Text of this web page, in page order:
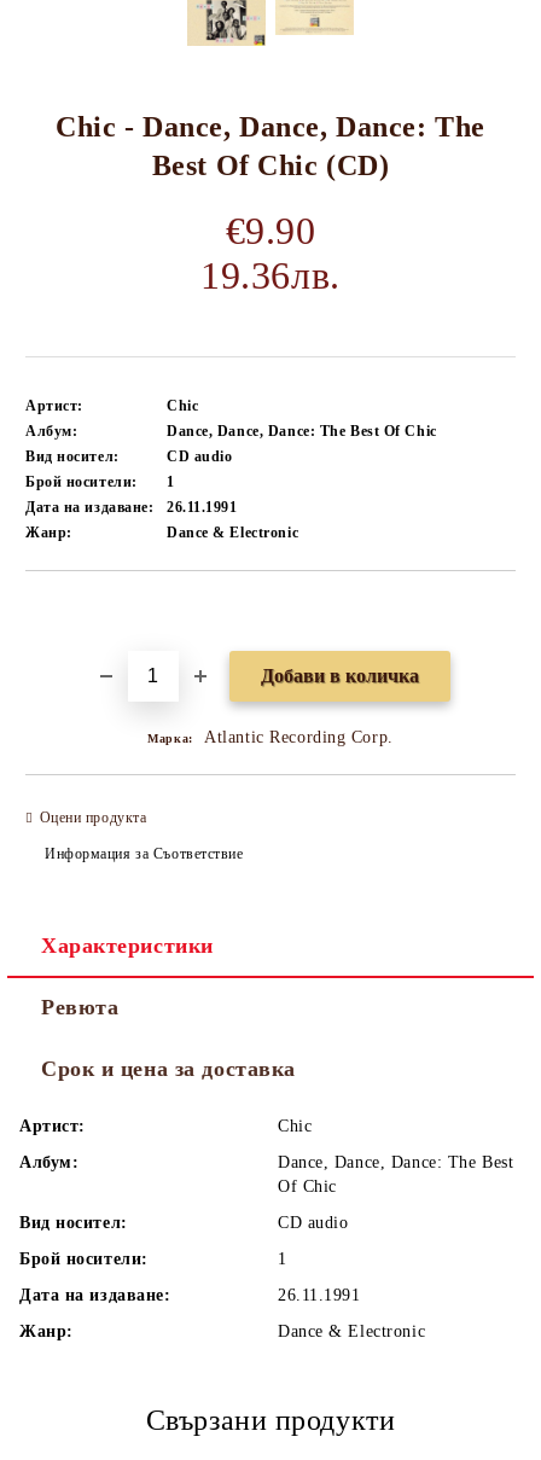
Chic - Dance, Dance, Dance: The
Best Of Chic (CD)
€9.90
19.36лв.
Артист:
Chic
Албум:
Dance, Dance, Dance: The Best Of Chic
Вид носител:
CD audio
Брой носители:
1
Дата на издаване:
26.11.1991
Жанр:
Dance & Electronic
Марка: Atlantic Recording Corp.
Оцени продукта
Информация за Съответствие
Характеристики
Ревюта
Срок и цена за доставка
Артист:
Chic
Албум:
Dance, Dance, Dance: The Best
Of Chic
Вид носител:
CD audio
Брой носители:
1
Дата на издаване:
26.11.1991
Жанр:
Dance & Electronic
Свързани продукти